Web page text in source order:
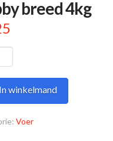
breed 4kg
In winkelmand
Voer